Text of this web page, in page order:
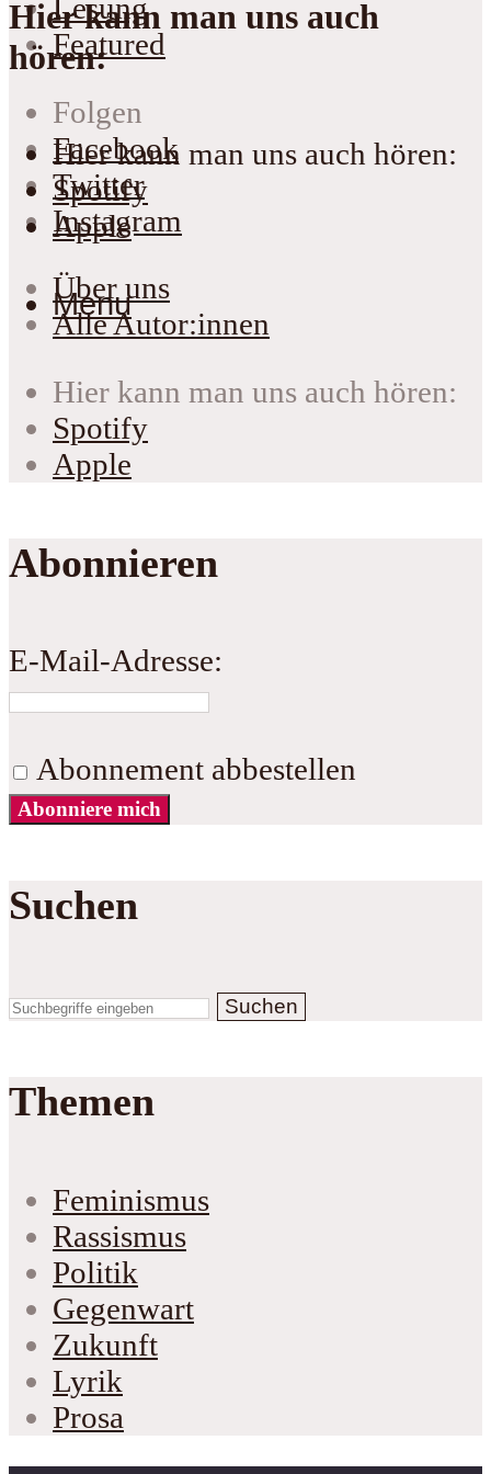
Hier kann man uns auch
hören:
Hier kann man uns auch hören:
Spotify
Apple
Menu
Lesung
Featured
Folgen
Facebook
Twitter
Instagram
Über uns
Alle Autor:innen
Hier kann man uns auch hören:
Spotify
Apple
Abonnieren
E-Mail-Adresse:
Abonnement abbestellen
Abonniere mich
Suchen
Suchen
Themen
Feminismus
Rassismus
Politik
Gegenwart
Zukunft
Lyrik
Prosa